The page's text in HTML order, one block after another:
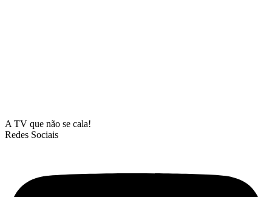
A TV que não se cala!
Redes Sociais